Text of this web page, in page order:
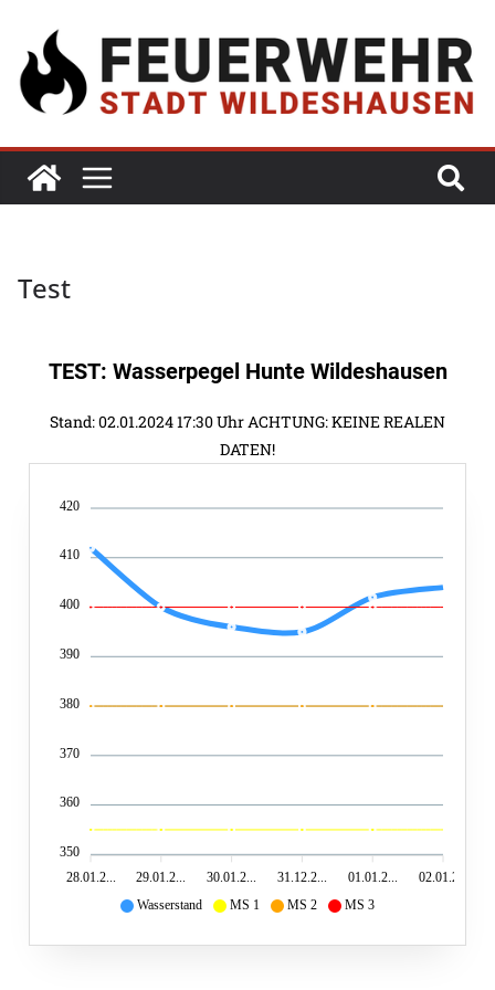
Test
TEST: Wasserpegel Hunte Wildeshausen
Stand: 02.01.2024 17:30 Uhr ACHTUNG: KEINE REALEN
DATEN!
Wasserstand MS 1 MS 2 MS 3
420
410
400
390
380
370
360
350
28.01.2...
29.01.2... 30.01.2... 31.12.2... 01.01.2... 02.01.2...